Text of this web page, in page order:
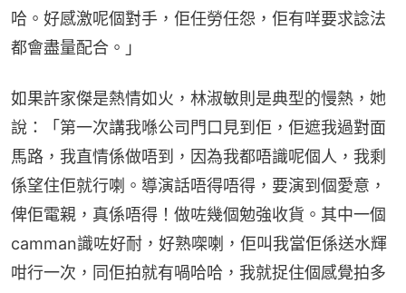
哈。好感激呢個對手，佢任勞任怨，佢有咩要求諗法
都會盡量配合。」
如果許家傑是熱情如火，林淑敏則是典型的慢熱，她
說：「第一次講我喺公司門口見到佢，佢遮我過對面
馬路，我直情係做唔到，因為我都唔識呢個人，我剩
係望住佢就行喇。導演話唔得唔得，要演到個愛意，
俾佢電親，真係唔得！做咗幾個勉強收貨。其中一個
camman識咗好耐，好熟㗎喇，佢叫我當佢係送水輝
咁行一次，同佢拍就有喎哈哈，我就捉住個感覺拍多